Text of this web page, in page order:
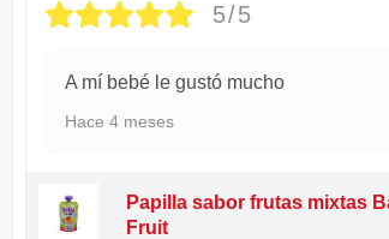
5/5
A mí bebé le gustó mucho
Hace 4 meses
Papilla sabor frutas mixtas
Fruit